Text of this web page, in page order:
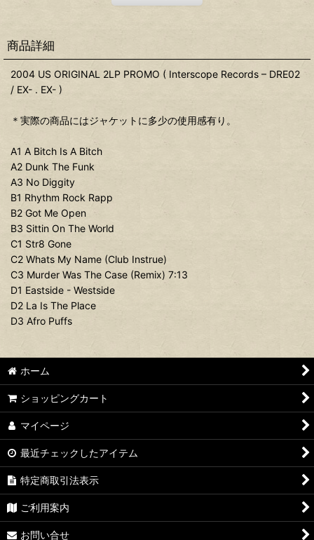
商品詳細
2004 US ORIGINAL 2LP PROMO ( Interscope Records – DRE02
/ EX- . EX- )
＊実際の商品にはジャケットに多少の使用感有り。
A1 A Bitch Is A Bitch
A2 Dunk The Funk
A3 No Diggity
B1 Rhythm Rock Rapp
B2 Got Me Open
B3 Sittin On The World
C1 Str8 Gone
C2 Whats My Name (Club Instrue)
C3 Murder Was The Case (Remix) 7:13
D1 Eastside - Westside
D2 La Is The Place
D3 Afro Puffs
ホーム
ショッピングカート
マイページ
最近チェックしたアイテム
特定商取引法表示
ご利用案内
お問い合せ